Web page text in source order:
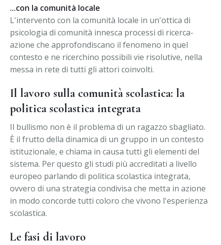
...con la comunità locale
L'intervento con la comunità locale in un'ottica di
psicologia di comunità innesca processi di ricerca-
azione che approfondiscano il fenomeno in quel
contesto e ne ricerchino possibili vie risolutive, nella
messa in rete di tutti gli attori coinvolti.
Il lavoro sulla comunità scolastica: la
politica scolastica integrata
Il bullismo non è il problema di un ragazzo sbagliato.
È il frutto della dinamica di un gruppo in un contesto
istituzionale, e chiama in causa tutti gli elementi del
sistema. Per questo gli studi più accreditati a livello
europeo parlando di politica scolastica integrata,
ovvero di una strategia condivisa che metta in azione
in modo concorde tutti coloro che vivono l'esperienza
scolastica.
Le fasi di lavoro